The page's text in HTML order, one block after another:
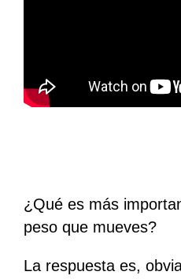
¿Qué es más
peso que mueves?
La respuesta es,